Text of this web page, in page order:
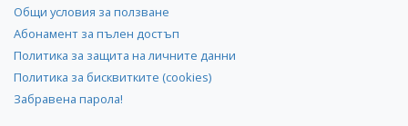
Общи условия за ползване
Абонамент за пълен достъп
Политика за защита на личните данни
Политика за бисквитките (cookies)
Забравена парола!